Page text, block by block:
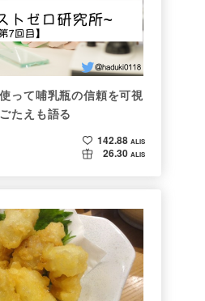
って哺乳瓶の信頼を可視
たえも語る
142.88 ALIS
26.30 ALIS